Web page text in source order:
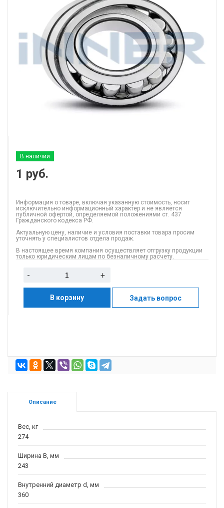
В наличии
1 руб.
Информация о товаре, включая указанную стоимость, носит
исключительно информационный характер и не является
публичной офертой, определяемой положениями ст. 437
Гражданского кодекса РФ.
Актуальную цену, наличие и условия поставки товара просим
уточнять у специалистов отдела продаж.
В настоящее время компания осуществляет отгрузку продукции
только юридическим лицам по безналичному расчету.
- +
В корзину Задать вопрос
Описание
Вес, кг
274
Ширина B, мм
243
Внутренний диаметр d, мм
360